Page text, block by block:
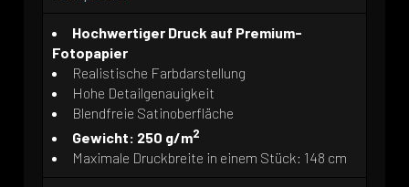
Hochwertiger Druck auf Premium-
Fotopapier
Realistische Farbdarstellung
Hohe Detailgenauigkeit
Blendfreie Satinoberfläche
Gewicht: 250 g/m2
Maximale Druckbreite in einem Stück: 148 cm